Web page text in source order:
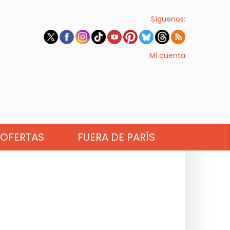
Síguenos:
Mi cuenta
OFERTAS FUERA DE PARÍS